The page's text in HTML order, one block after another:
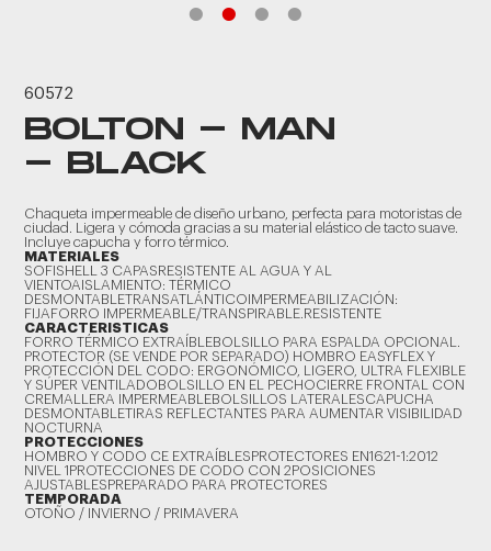
60572
BOLTON - MAN
- BLACK
Chaqueta impermeable de diseño urbano, perfecta para motoristas de
ciudad. Ligera y cómoda gracias a su material elástico de tacto suave.
Incluye capucha y forro térmico.
MATERIALES
SOFISHELL 3 CAPASRESISTENTE AL AGUA Y AL
VIENTOAISLAMIENTO: TÉRMICO
DESMONTABLETRANSATLÁNTICOIMPERMEABILIZACIÓN:
FIJAFORRO IMPERMEABLE/TRANSPIRABLE.RESISTENTE
CARACTERISTICAS
FORRO TÉRMICO EXTRAÍBLEBOLSILLO PARA ESPALDA OPCIONAL.
PROTECTOR (SE VENDE POR SEPARADO) HOMBRO EASYFLEX Y
PROTECCIÓN DEL CODO: ERGONÓMICO, LIGERO, ULTRA FLEXIBLE
Y SÚPER VENTILADOBOLSILLO EN EL PECHOCIERRE FRONTAL CON
CREMALLERA IMPERMEABLEBOLSILLOS LATERALESCAPUCHA
DESMONTABLETIRAS REFLECTANTES PARA AUMENTAR VISIBILIDAD
NOCTURNA
PROTECCIONES
HOMBRO Y CODO CE EXTRAÍBLESPROTECTORES EN1621-1:2012
NIVEL 1PROTECCIONES DE CODO CON 2POSICIONES
AJUSTABLESPREPARADO PARA PROTECTORES
TEMPORADA
OTOÑO / INVIERNO / PRIMAVERA